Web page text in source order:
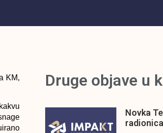
KM, Druge objave u
Novka